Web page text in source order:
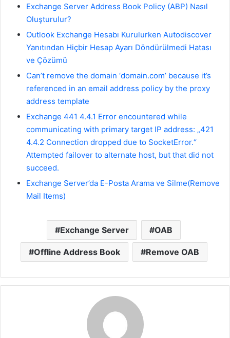
Exchange Server Address Book Policy (ABP) Nasıl
Oluşturulur?
Outlook Exchange Hesabı Kurulurken Autodiscover
Yanıtından Hiçbir Hesap Ayarı Döndürülmedi Hatası
ve Çözümü
Can’t remove the domain ‘domain.com’ because it’s
referenced in an email address policy by the proxy
address template
Exchange 441 4.4.1 Error encountered while
communicating with primary target IP address: „421
4.4.2 Connection dropped due to SocketError.“
Attempted failover to alternate host, but that did not
succeed.
Exchange Server’da E-Posta Arama ve Silme(Remove
Mail Items)
Exchange Server OAB
Offline Address Book Remove OAB